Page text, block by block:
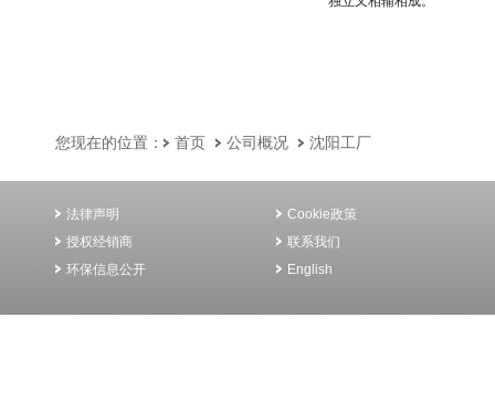
您现在的位置： 首页 公司概况 沈阳工厂
法律声明
Cookie政策
授权经销商
联系我们
环保信息公开
English